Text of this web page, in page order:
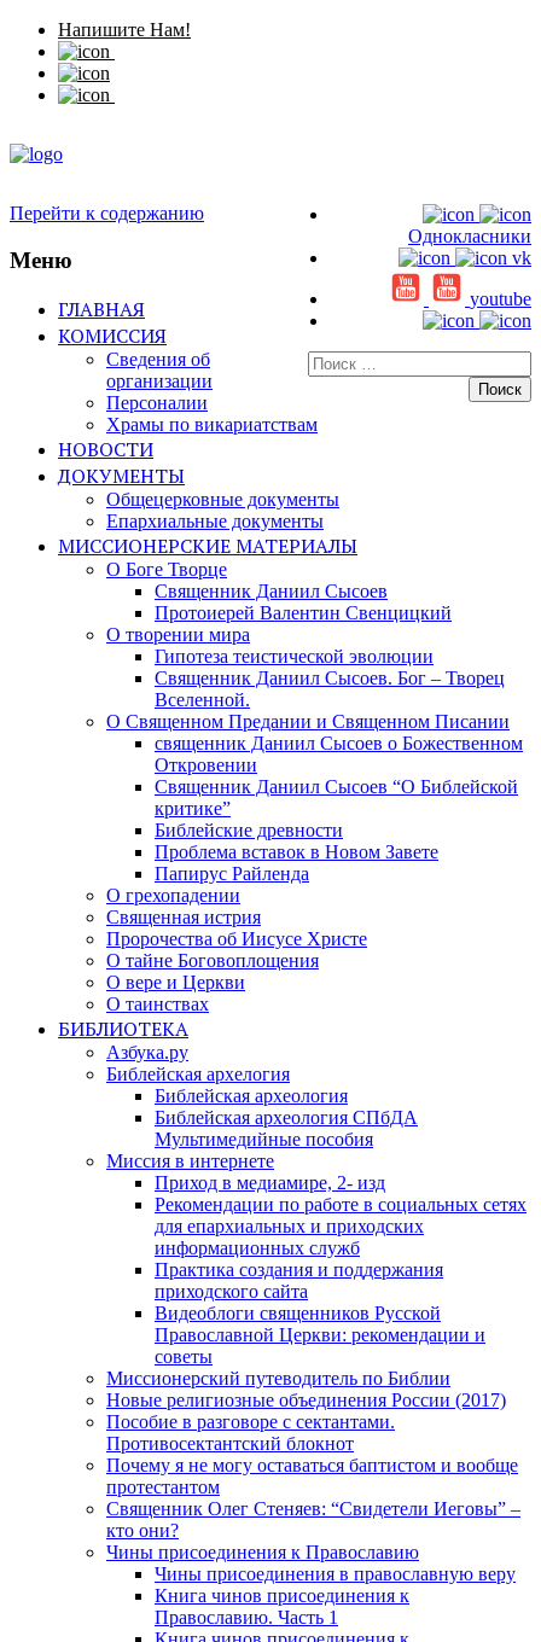
Напишите Нам!
Однокласники
vk
youtube
Искать:
Перейти к содержанию
Меню
ГЛАВНАЯ
КОМИССИЯ
Сведения об
организации
Персоналии
Храмы по викариатствам
НОВОСТИ
ДОКУМЕНТЫ
Общецерковные документы
Епархиальные документы
МИССИОНЕРСКИЕ МАТЕРИАЛЫ
О Боге Творце
Священник Даниил Сысоев
Протоиерей Валентин Свенцицкий
О творении мира
Гипотеза теистической эволюции
Священник Даниил Сысоев. Бог – Творец
Вселенной.
О Священном Предании и Священном Писании
священник Даниил Сысоев о Божественном
Откровении
Священник Даниил Сысоев “О Библейской
критике”
Библейские древности
Проблема вставок в Новом Завете
Папирус Райленда
О грехопадении
Священная истрия
Пророчества об Иисусе Христе
О тайне Боговоплощения
О вере и Церкви
О таинствах
БИБЛИОТЕКА
Азбука.ру
Библейская архелогия
Библейская археология
Библейская археология СПбДА
Мультимедийные пособия
Миссия в интернете
Приход в медиамире, 2- изд
Рекомендации по работе в социальных сетях
для епархиальных и приходских
информационных служб
Практика создания и поддержания
приходского сайта
Видеоблоги священников Русской
Православной Церкви: рекомендации и
советы
Миссионерский путеводитель по Библии
Новые религиозные объединения России (2017)
Пособие в разговоре с сектантами.
Противосектантский блокнот
Почему я не могу оставаться баптистом и вообще
протестантом
Священник Олег Стеняев: “Свидетели Иеговы” –
кто они?
Чины присоединения к Православию
Чины присоединения в православную веру
Книга чинов присоединения к
Православию. Часть 1